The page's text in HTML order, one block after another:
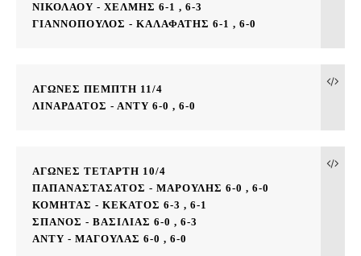
ΝΙΚΟΛΑΟΥ - ΧΕΛΜΗΣ 6-1 , 6-3
ΓΙΑΝΝΟΠΟΥΛΟΣ - ΚΑΛΑΦΑΤΗΣ 6-1 , 6-0
ΑΓΩΝΕΣ ΠΕΜΠΤΗ 11/4
ΛΙΝΑΡΔΑΤΟΣ - ΑΝΤΥ 6-0 , 6-0
ΑΓΩΝΕΣ ΤΕΤΑΡΤΗ 10/4
ΠΑΠΑΝΑΣΤΑΣΑΤΟΣ - ΜΑΡΟΥΛΗΣ 6-0 , 6-0
ΚΟΜΗΤΑΣ - ΚΕΚΑΤΟΣ 6-3 , 6-1
ΣΠΑΝΟΣ - ΒΑΣΙΛΙΑΣ 6-0 , 6-3
ΑΝΤΥ - ΜΑΓΟΥΛΑΣ 6-0 , 6-0